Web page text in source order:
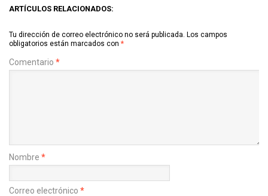
ARTÍCULOS RELACIONADOS:
Tu dirección de correo electrónico no será publicada. Los campos
obligatorios están marcados con *
Comentario *
Nombre *
Correo electrónico *